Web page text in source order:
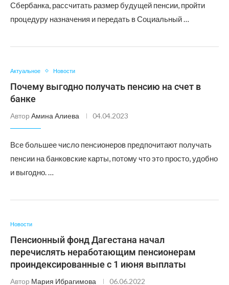
Сбербанка, рассчитать размер будущей пенсии, пройти
процедуру назначения и передать в Социальный …
Актуальное Новости
Почему выгодно получать пенсию на счет в
банке
Автор Амина Алиева 04.04.2023
Все большее число пенсионеров предпочитают получать
пенсии на банковские карты, потому что это просто, удобно
и выгодно. …
Новости
Пенсионный фонд Дагестана начал
перечислять неработающим пенсионерам
проиндексированные с 1 июня выплаты
Автор Мария Ибрагимова 06.06.2022